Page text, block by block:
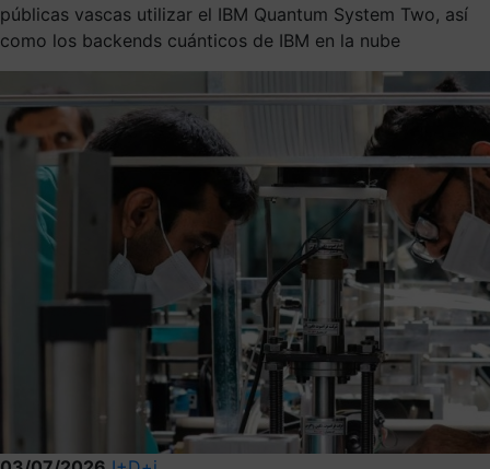
públicas vascas utilizar el IBM Quantum System Two, así
como los backends cuánticos de IBM en la nube